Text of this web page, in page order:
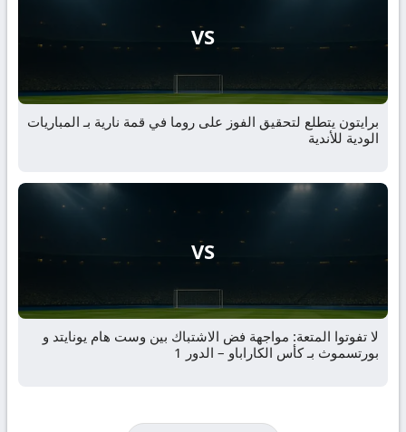
VS
برايتون يتطلع لتحقيق الفوز على روما في قمة نارية بـ المباريات
الودية للأندية
VS
لا تفوتوا المتعة: مواجهة فض الاشتباك بين وست هام يونايتد و
بورتسموث بـ كأس الكاراباو – الدور 1